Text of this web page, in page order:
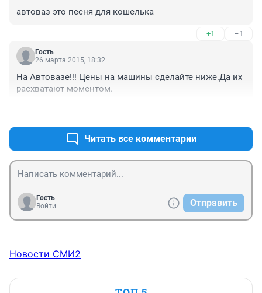
автоваз это песня для кошелька
+1 –1
Гость
26 марта 2015, 18:32
На Автовазе!!! Цены на машины сделайте ниже.Да их
расхватают моментом.
Читать все комментарии
Гость
Войти
Отправить
Новости СМИ2